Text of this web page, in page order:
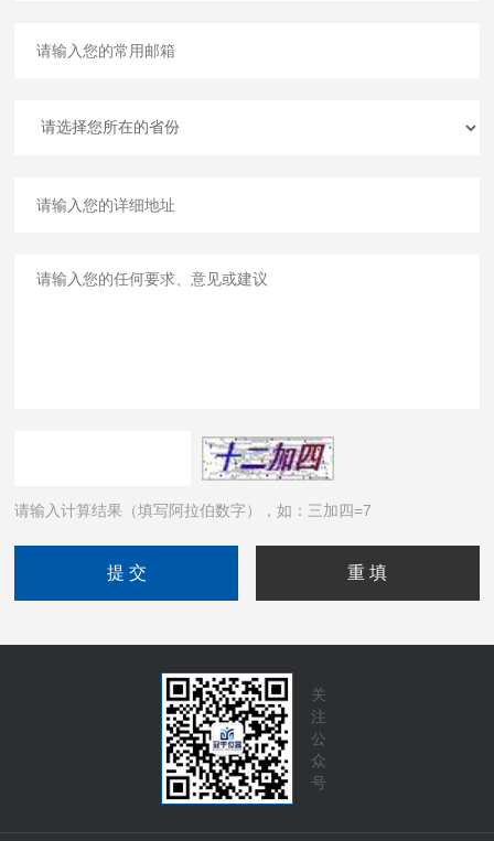
请输入计算结果（填写阿拉伯数字），如：三加四=7
关
注
公
众
号